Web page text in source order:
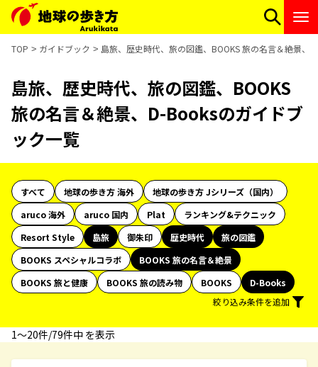
TOP ガイドブック 島旅、歴史時代、旅の図鑑、BOOKS 旅の名言＆絶景、
島旅、歴史時代、旅の図鑑、BOOKS
旅の名言＆絶景、D-Booksのガイドブ
ック一覧
すべて 地球の歩き方 海外
地球の歩き方 Jシリーズ（国内）
aruco 海外
aruco 国内 Plat
ランキング&テクニック
Resort Style
島旅 御朱印 歴史時代
旅の図鑑
BOOKS スペシャルコラボ
BOOKS 旅の名言＆絶景
BOOKS 旅と健康
BOOKS 旅の読み物 BOOKS
D-Books
絞り込み条件を追加
1〜20件/79件中 を表示